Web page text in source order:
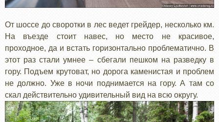
От шоссе до своротки в лес ведет грейдер, несколько км.
На въезде стоит навес, но место не красивое,
проходное, да и встать горизонтально проблематично. В
этот раз стали умнее – сбегали пешком на разведку в
гору. Подъем крутоват, но дорога каменистая и проблем
не должно. Уже в ночи поднимается на гору. А там со
скал действительно удивительный вид на всю округу.